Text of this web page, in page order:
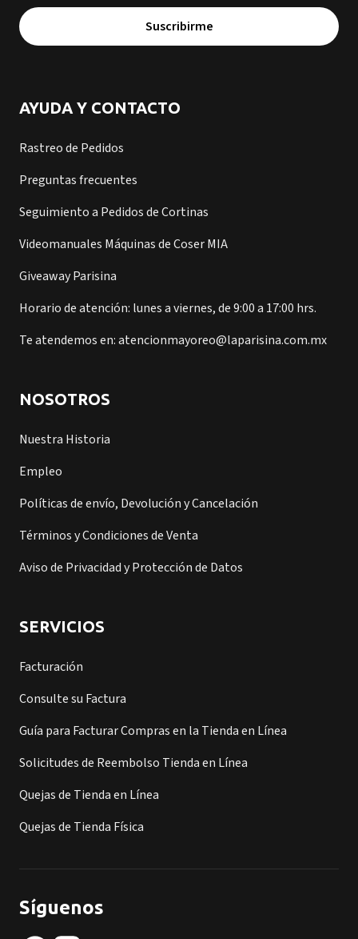
Suscribirme
AYUDA Y CONTACTO
Rastreo de Pedidos
Preguntas frecuentes
Seguimiento a Pedidos de Cortinas
Videomanuales Máquinas de Coser MIA
Giveaway Parisina
Horario de atención: lunes a viernes, de 9:00 a 17:00 hrs.
Te atendemos en: atencionmayoreo@laparisina.com.mx
NOSOTROS
Nuestra Historia
Empleo
Políticas de envío, Devolución y Cancelación
Términos y Condiciones de Venta
Aviso de Privacidad y Protección de Datos
SERVICIOS
Facturación
Consulte su Factura
Guía para Facturar Compras en la Tienda en Línea
Solicitudes de Reembolso Tienda en Línea
Quejas de Tienda en Línea
Quejas de Tienda Física
Síguenos